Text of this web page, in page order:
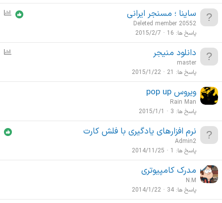
ن
ن
ساینا ؛ مسنجر ایرانی
Deleted member 20552
پاسخ ها 16
2015/2/7
ن
دانلود منیجر
master
پاسخ ها
21
2015/1/22
ویروس pop up
Rain Man
پاسخ ها 3
2015/1/1
نرم‌ افزارهای یادگیری با فلش کارت
Admin2
پاسخ ها
1
2014/11/25
مدرک کامپیوتری
N.M
پاسخ ها 34
2014/1/22